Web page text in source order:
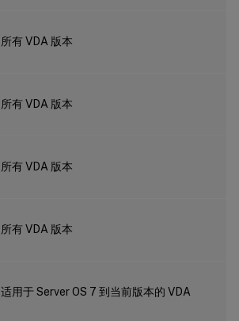
所有 VDA 版本
所有 VDA 版本
所有 VDA 版本
所有 VDA 版本
适用于 Server OS 7 到当前版本的 VDA